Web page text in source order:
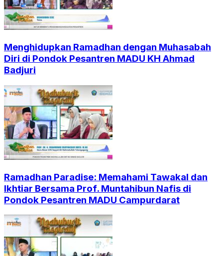
Menghidupkan Ramadhan dengan Muhasabah
Diri di Pondok Pesantren MADU KH Ahmad
Badjuri
Ramadhan Paradise: Memahami Tawakal dan
Ikhtiar Bersama Prof. Muntahibun Nafis di
Pondok Pesantren MADU Campurdarat